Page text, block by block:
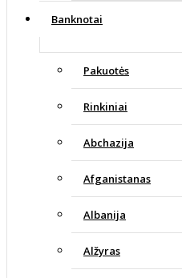
Banknotai
Pakuotės
Rinkiniai
Abchazija
Afganistanas
Albanija
Alžyras